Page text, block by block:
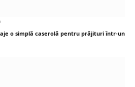
o simplă caserolă pentru prăjituri într-un